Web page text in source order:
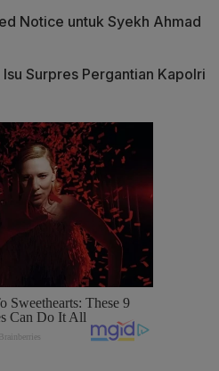
Notice untuk Syekh Ahmad
Surpres Pergantian Kapolri